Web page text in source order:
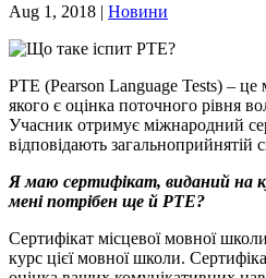
Aug 1, 2018 | Новини
PTE (Pearson Language Tests) –
якого є оцінка поточного рiвня
Учасник отримує міжнародний
відповідають загальноприйнятій
Я маю сертифікат, виданий на
мені потрібен ще й PTE?
Сертифікат місцевої мовної
курс цієї мовної школи.